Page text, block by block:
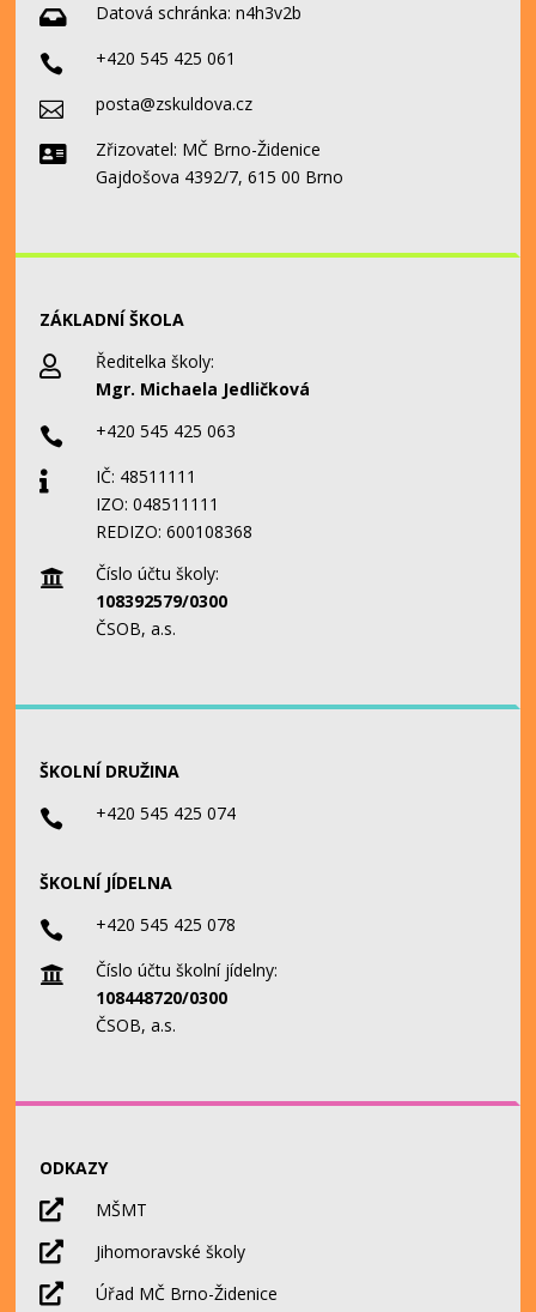
 Datová schránka:n4h3v2b
 +420 545 425 061
 posta@zskuldova.cz

Zřizovatel: MČ Brno-Židenice
Gajdošova 4392/7, 615 00 Brno
ZÁKLADNÍ ŠKOLA

Ředitelka školy:
Mgr. Michaela Jedličková
 +420 545 425 063

IČ: 48511111
IZO: 048511111
REDIZO: 600108368

Číslo účtu školy:
108392579/0300
ČSOB, a.s.
ŠKOLNÍ DRUŽINA
 +420 545 425 074
ŠKOLNÍ JÍDELNA
 +420 545 425 078

Číslo účtu školní jídelny:
108448720/0300
ČSOB, a.s.
ODKAZY
 MŠMT
 Jihomoravské školy
 Úřad MČ Brno-Židenice